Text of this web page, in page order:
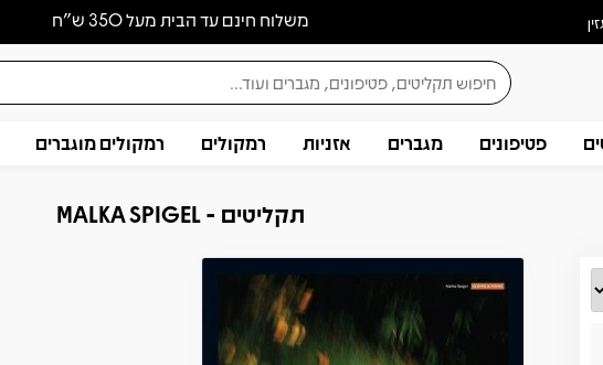
משלוח חינם עד הבית מעל 350 ש״ח
פטיפונים מגברים אזניות רמקולים רמקולים מוגברים
תקליטים - MALKA SPIGEL